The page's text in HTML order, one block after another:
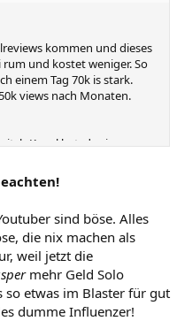
kommen und dieses
und kostet weniger. So
einem Tag 70k is stark.
views nach Monaten.
Kanal hat. das is
sind böse. Alles
die nix machen als
weil jetzt die
mehr Geld Solo
so etwas im Blaster für gut
dumme Influenzer!